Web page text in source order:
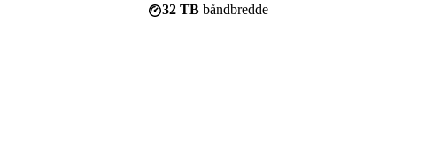
32 TB båndbredde